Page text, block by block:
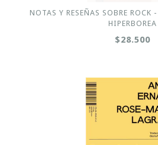
NOTAS Y RESEÑAS SOBRE
HIPERBOREA
$28.500